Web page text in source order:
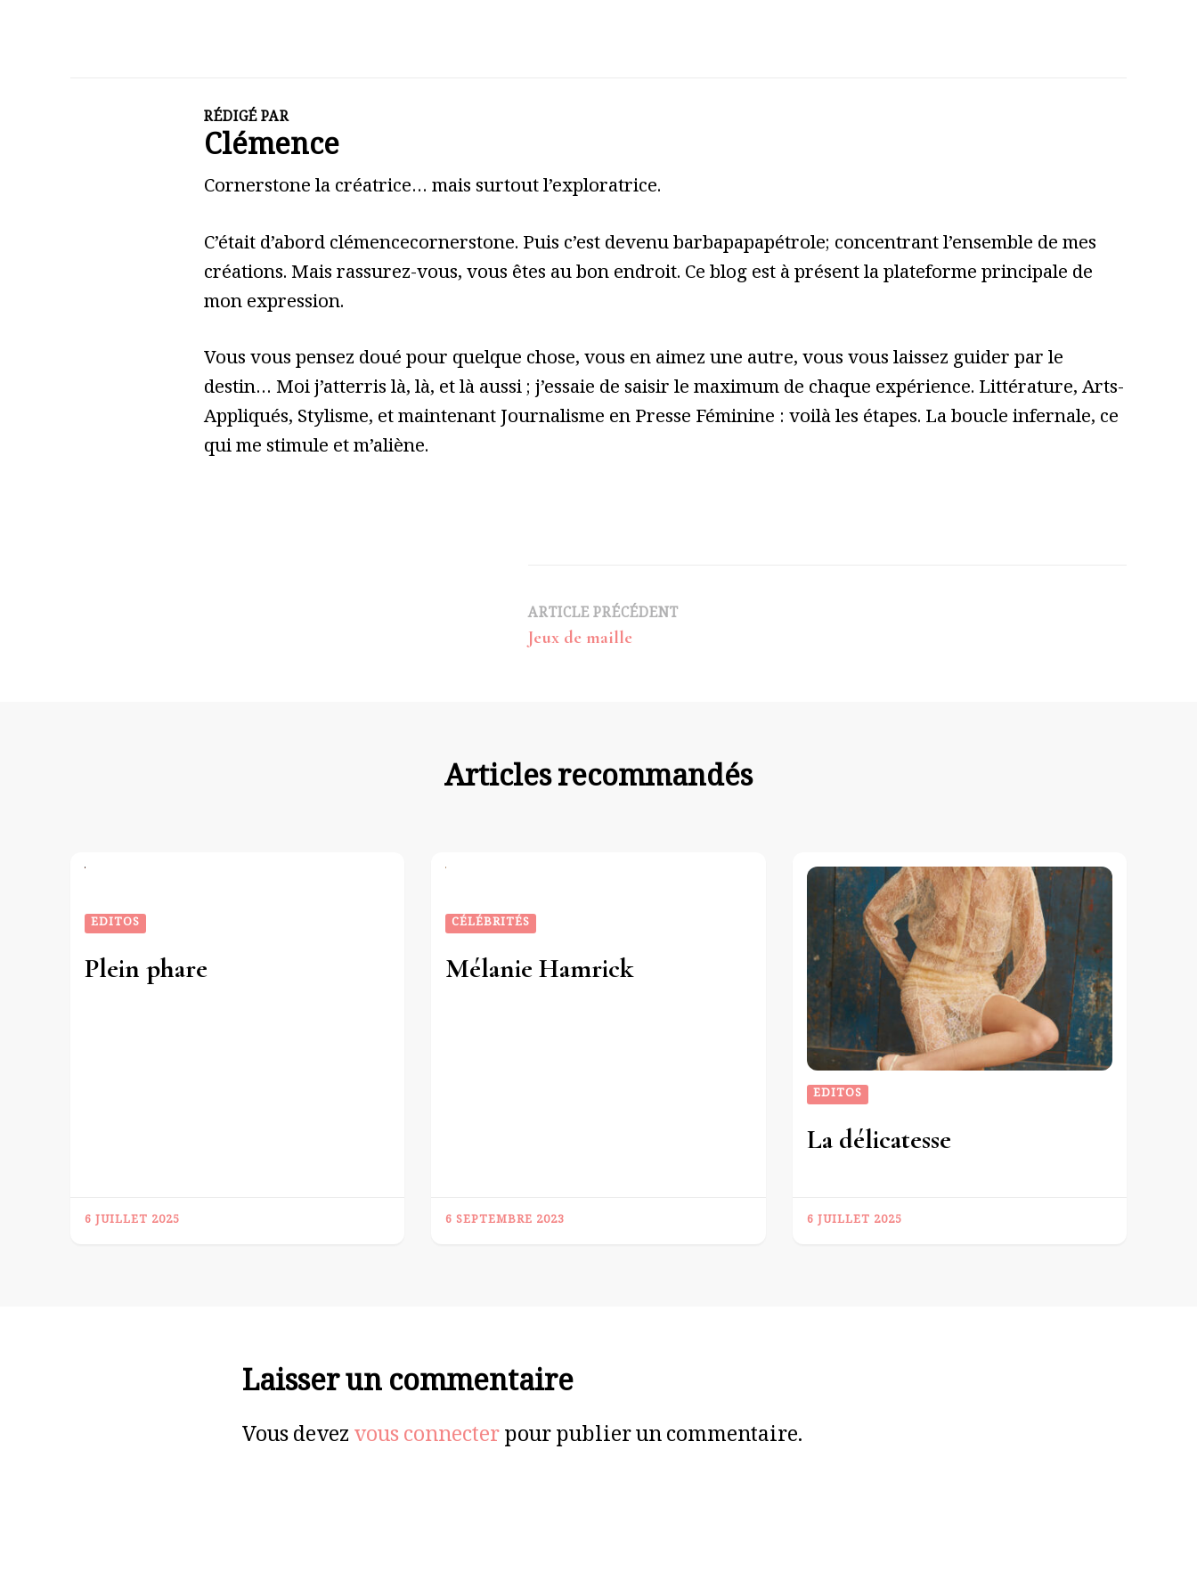
RÉDIGÉ PAR
Clémence
Cornerstone la créatrice… mais surtout l’exploratrice.
C’était d’abord clémencecornerstone. Puis c’est devenu barbapapapétrole; concentrant l’ensemble de mes
créations. Mais rassurez-vous, vous êtes au bon endroit. Ce blog est à présent la plateforme principale de
mon expression.
Vous vous pensez doué pour quelque chose, vous en aimez une autre, vous vous laissez guider par le
destin… Moi j’atterris là, là, et là aussi ; j’essaie de saisir le maximum de chaque expérience. Littérature, Arts-
Appliqués, Stylisme, et maintenant Journalisme en Presse Féminine : voilà les étapes. La boucle infernale, ce
qui me stimule et m’aliène.
Navigation
d’article
ARTICLE PRÉCÉDENT
Jeux de maille
Articles recommandés
EDITOS
Plein phare
6 JUILLET 2025
CÉLÉBRITÉS
Mélanie Hamrick
6 SEPTEMBRE 2023
EDITOS
La délicatesse
6 JUILLET 2025
Laisser un commentaire
Vous devezvous connecterpour publier un commentaire.